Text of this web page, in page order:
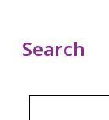
Search